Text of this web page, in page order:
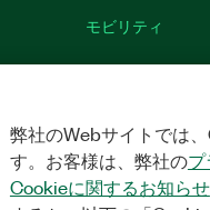
モビリティ
|IMPRINT
弊社のWebサイトでは
す。お客様は、弊社のプ
Cookieに関するお知らせ